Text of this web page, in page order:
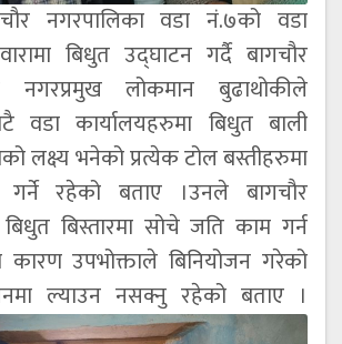
नगरपालिका वडा नं.७को वडा
बिधुत उद्घाटन गर्दै बागचौर
नगरप्रमुख लोकमान बुढाथोकीले
वडा कार्यालयहरुमा बिधुत बाली
लक्ष्य भनेको प्रत्येक टोल बस्तीहरुमा
गर्ने रहेको बताए ।उनले बागचौर
बिस्तारमा सोचे जति काम गर्न
उपभोक्ताले बिनियोजन गरेको
ल्याउन नसक्नु रहेको बताए ।